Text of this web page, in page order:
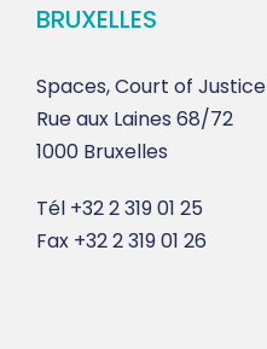
BRUXELLES
Spaces, Court of Justice
Rue aux Laines 68/72
1000 Bruxelles
Tél +32 2 319 01 25
Fax +32 2 319 01 26